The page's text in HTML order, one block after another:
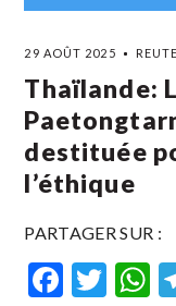
29 AOÛT 2025
Thaïlande:
destituée
l’éthique
PARTAGER SUR :